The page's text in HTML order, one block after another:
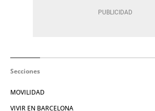
Secciones
MOVILIDAD
VIVIR EN BARCELONA